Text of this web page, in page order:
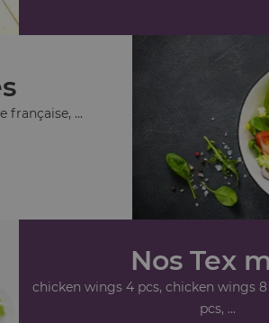
française, ...
Nos Tex
chicken wings 4 pcs, chicken wings
pcs, ...